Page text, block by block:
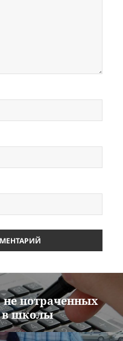
не потраченных
в школы